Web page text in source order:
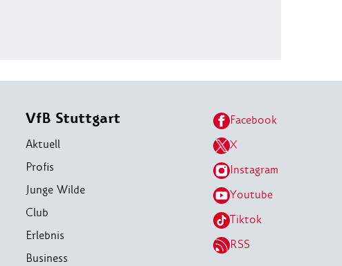
VfB Stuttgart
Aktuell
Profis
Junge Wilde
Club
Erlebnis
Business
Facebook
X
Instagram
Youtube
Tiktok
RSS